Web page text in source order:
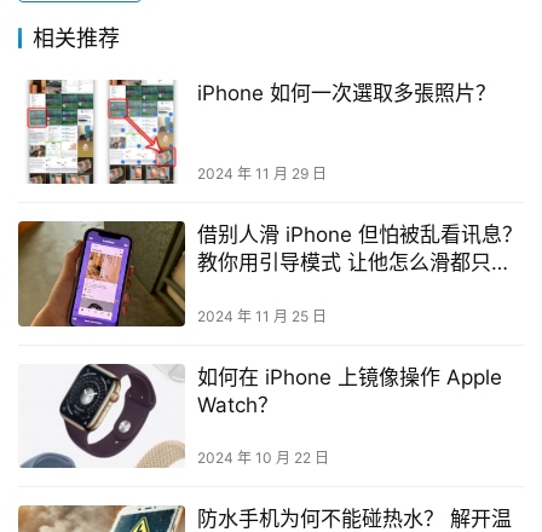
相关推荐
iPhone 如何一次選取多張照片？
2024 年 11 月 29 日
借别人滑 iPhone 但怕被乱看讯息？
教你用引导模式 让他怎么滑都只能
2024 年 11 月 25 日
如何在 iPhone 上镜像操作 Apple
Watch？
2024 年 10 月 22 日
防水手机为何不能碰热水？ 解开温